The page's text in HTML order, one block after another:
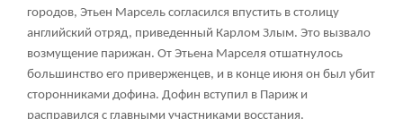
городов, Этьен Марсель согласился впустить в столицу
английский отряд, приведенный Карлом Злым. Это вызвало
возмущение парижан. От Этьена Марселя отшатнулось
большинство его приверженцев, и в конце июня он был убит
сторонниками дофина. Дофин вступил в Париж и
расправился с главными участниками восстания.